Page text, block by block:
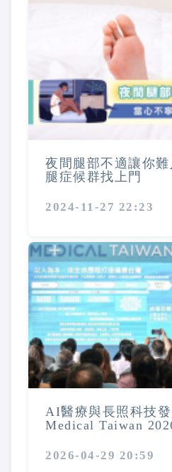
夜間腿部不適讓你
腿症候群找上門
2024-11-27 22:23
AI醫療與長照科技
Medical Taiwan
2026-04-29 20:59